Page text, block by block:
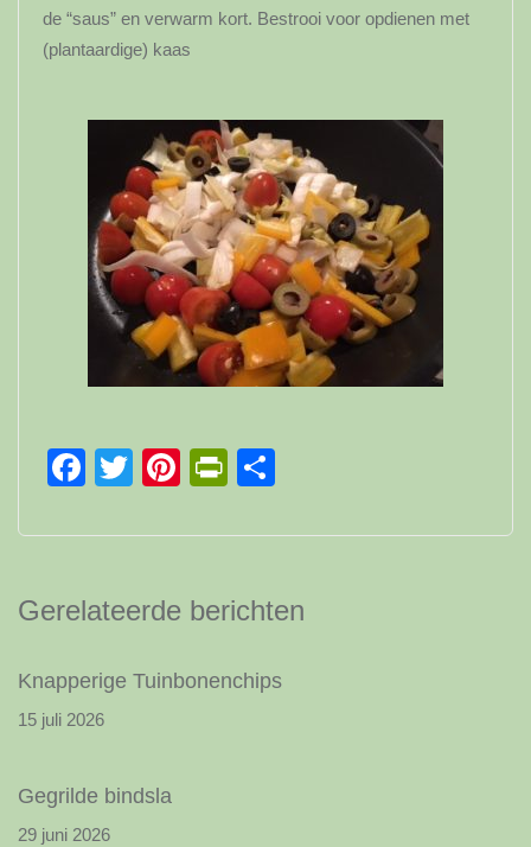
de “saus” en verwarm kort. Bestrooi voor opdienen met
(plantaardige) kaas
Facebook
TwitterPinterest
PrintFriendly
Gerelateerde berichten
Knapperige Tuinbonenchips
15 juli 2026
Gegrilde bindsla
29 juni 2026